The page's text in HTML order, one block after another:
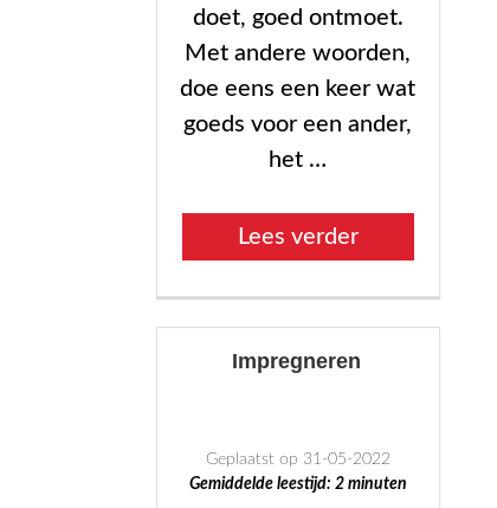
doet, goed ontmoet.
Met andere woorden,
doe eens een keer wat
goeds voor een ander,
het …
Lees verder“Wie
doet”
Impregneren
Geplaatst op 31-05-2022
Gemiddelde leestijd: 2 minuten